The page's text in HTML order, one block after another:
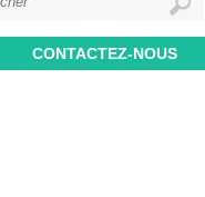
CONTACTEZ-NOUS